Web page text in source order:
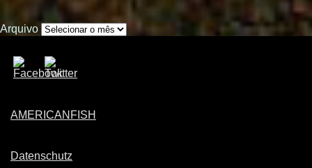
Arquivo
AMERICANFISH
Datenschutz